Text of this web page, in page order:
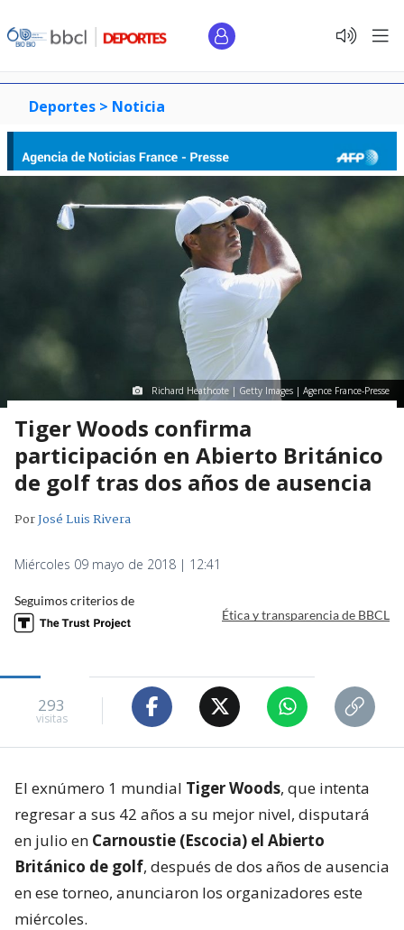
Deportes > Noticia
Richard Heathcote | Getty Images | Agence France-Presse
Tiger Woods confirma
participación en Abierto Británico
de golf tras dos años de ausencia
PorJosé Luis Rivera
Miércoles 09 mayo de 2018 | 12:41
Seguimos criterios de
Ética y transparencia de BBCL
293
visitas
El exnúmero 1 mundial Tiger Woods, que intenta
regresar a sus 42 años a su mejor nivel, disputará
en julio en Carnoustie (Escocia) el Abierto
Británico de golf, después de dos años de ausencia
en ese torneo, anunciaron los organizadores este
miércoles.